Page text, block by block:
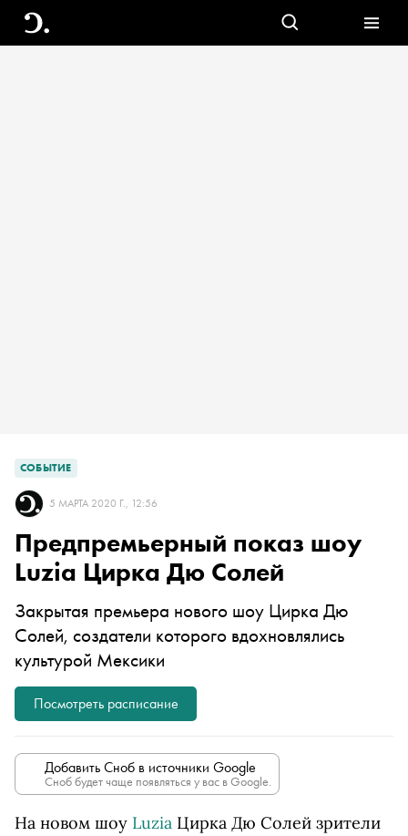
СОБЫТИЕ
5 МАРТА 2020 Г., 12:56
Предпремьерный показ шоу
Luzia Цирка Дю Солей
Закрытая премьера нового шоу Цирка Дю
Солей, создатели которого вдохновлялись
культурой Мексики
Посмотреть расписание
Добавить Сноб в источники Google
Сноб будет чаще появляться у вас в Google.
На новом шоу Luzia Цирка Дю Солей зрители